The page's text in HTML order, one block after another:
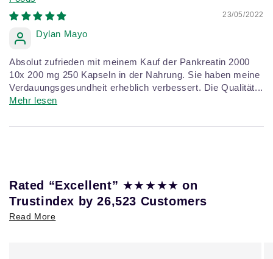
23/05/2022
Dylan Mayo
Absolut zufrieden mit meinem Kauf der Pankreatin 2000
10x 200 mg 250 Kapseln in der Nahrung. Sie haben meine
Verdauungsgesundheit erheblich verbessert. Die Qualität...
Mehr lesen
Rated “Excellent” ★★★★★on
Trustindex by 26,523 Customers
Read More